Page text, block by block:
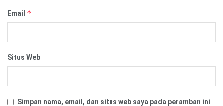
Email *
Situs Web
Simpan nama, email, dan situs web saya pada peramban ini